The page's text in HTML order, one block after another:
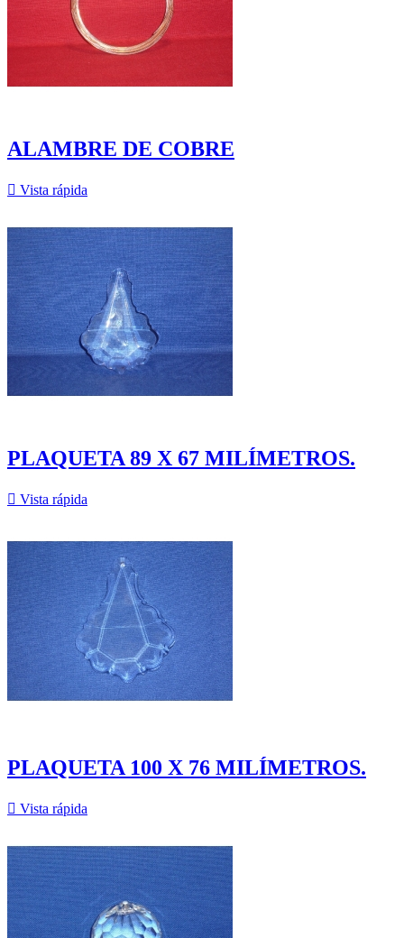
ALAMBRE DE COBRE
 Vista rápida
PLAQUETA 89 X 67 MILÍMETROS.
 Vista rápida
PLAQUETA 100 X 76 MILÍMETROS.
 Vista rápida